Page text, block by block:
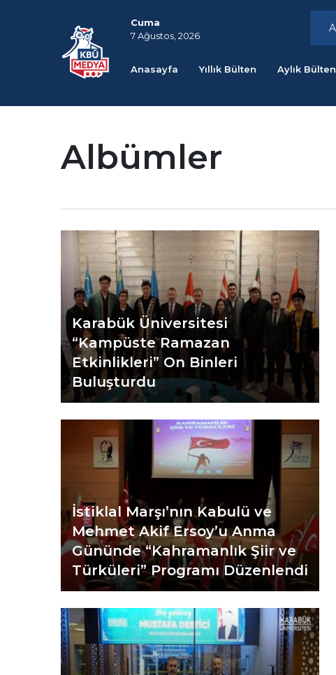
Cuma
7 Ağustos, 2026
Anasayfa Yıllık Bülten Aylık Bülten
Albümler
Karabük Üniversitesi
“Kampüste Ramazan
Etkinlikleri” On Binleri
Buluşturdu
İstiklal Marşı’nın Kabulü ve
Mehmet Akif Ersoy’u Anma
Gününde “Kahramanlık Şiir ve
Türküleri” Programı Düzenlendi